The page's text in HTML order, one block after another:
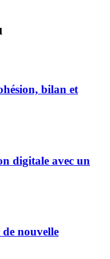
bilan et
digitale avec un
de nouvelle